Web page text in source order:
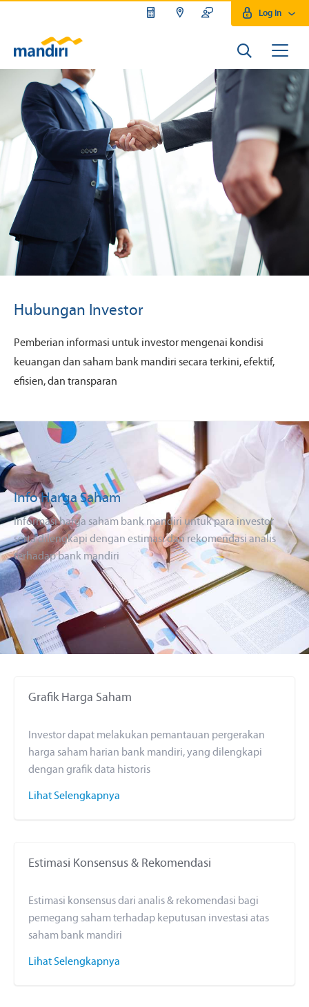
Log In
Hubungan Investor
Pemberian informasi untuk investor mengenai kondisi
keuangan dan saham bank mandiri secara terkini, efektif,
efisien, dan transparan
Info Harga Saham
Informasi harga saham bank mandiri untuk para investor
serta dilengkapi dengan estimasi dan rekomendasi analis
terhadap bank mandiri
Grafik Harga Saham
Investor dapat melakukan pemantauan pergerakan
harga saham harian bank mandiri, yang dilengkapi
dengan grafik data historis
Lihat Selengkapnya
Estimasi Konsensus & Rekomendasi
Estimasi konsensus dari analis & rekomendasi bagi
pemegang saham terhadap keputusan investasi atas
saham bank mandiri
Lihat Selengkapnya